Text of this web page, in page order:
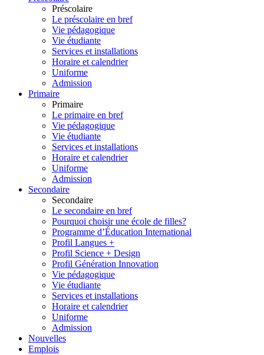
Préscolaire
Le préscolaire en bref
Vie pédagogique
Vie étudiante
Services et installations
Horaire et calendrier
Uniforme
Admission
Primaire
Primaire
Le primaire en bref
Vie pédagogique
Vie étudiante
Services et installations
Horaire et calendrier
Uniforme
Admission
Secondaire
Secondaire
Le secondaire en bref
Pourquoi choisir une école de filles?
Programme d’Éducation International
Profil Langues +
Profil Science + Design
Profil Génération Innovation
Vie pédagogique
Vie étudiante
Services et installations
Horaire et calendrier
Uniforme
Admission
Nouvelles
Emplois